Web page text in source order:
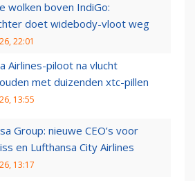
wolken boven IndiGo:
doet widebody-vloot weg
22:01
Airlines-piloot na vlucht
met duizenden xtc-pillen
13:55
Group: nieuwe CEO’s voor
en Lufthansa City Airlines
13:17